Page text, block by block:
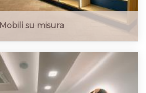
Mobili su misura